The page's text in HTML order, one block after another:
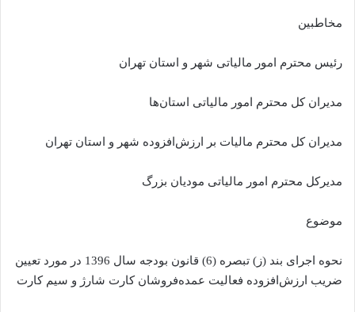
مخاطبین
رئیس محترم امور مالیاتی شهر و استان تهران
مدیران کل محترم امور مالیاتی استان‌ها
مدیران کل محترم مالیات بر ارزش‌افزوده شهر و استان تهران
مدیرکل محترم امور مالیاتی مودیان بزرگ
موضوع
نحوه اجرای بند (ز) تبصره (6) قانون بودجه سال 1396 در مورد تعیین
ضریب ارزش‌افزوده فعالیت عمده‌فروشان کارت شارژ و سیم کارت